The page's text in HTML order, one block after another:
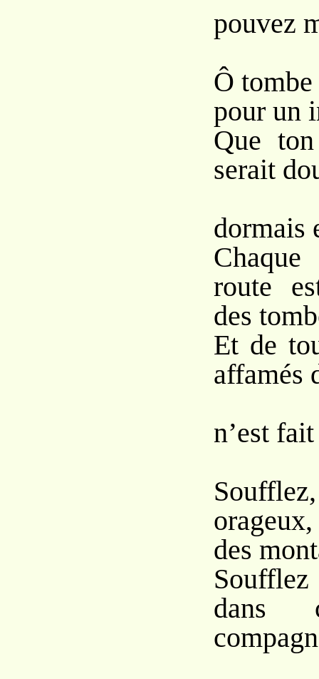
pouvez
Ô
pour un
Que
serait
dormais
route
des
Et de
affamés
n’est
des
dans